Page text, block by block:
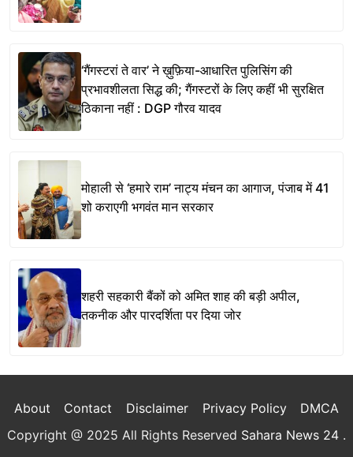
‘गैंगस्टरां ते वार’ ने ख़ुफ़िया-आधारित पुलिसिंग की
प्रभावशीलता सिद्ध की; गैंगस्टरों के लिए कहीं भी सुरक्षित
ठिकाना नहीं : DGP गौरव यादव
मोहाली से ‘हमारे राम’ नाट्य मंचन का आगाज, पंजाब में 41
शो कराएगी भगवंत मान सरकार
शहरी सहकारी बैंकों को अमित शाह की बड़ी अपील,
तकनीक और पारदर्शिता पर दिया जोर
About Contact Disclaimer Privacy Policy
DMCA
Copyright @ 2025 All Rights Reserved Sahara News 24 .